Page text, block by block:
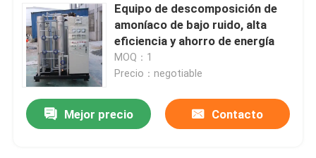
Equipo de descomposición de
amoníaco de bajo ruido, alta
eficiencia y ahorro de energía
MOQ：1
Precio：negotiable
Mejor precio Contacto